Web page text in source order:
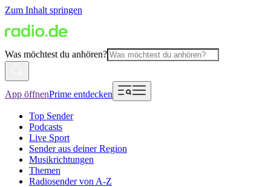
Zum Inhalt springen
Was möchtest du anhören?
App öffnenPrime entdecken
Top Sender
Podcasts
Live Sport
Sender aus deiner Region
Musikrichtungen
Themen
Radiosender von A-Z